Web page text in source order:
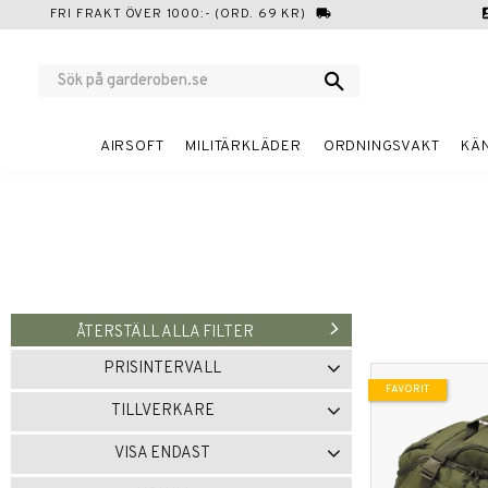
FRI FRAKT ÖVER 1000:- (ORD. 69 KR) local_shipping
AIRSOFT MILITÄRKLÄDER ORDNINGSVAKT
ÅTERSTÄLL ALLA FILTER
PRISINTERVALL
249 7 031
TILLVERKARE
BRANDIT
2 CONDOR
CRDBAG
2 MFH 1
VISA ENDAST
FAVORIT